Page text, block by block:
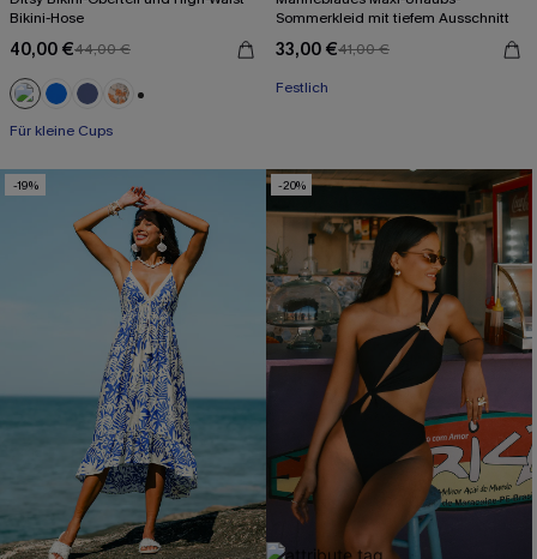
Bikini-Hose
40,00 €44,00 €
Für kleine Cups
Sommerkleid mit tiefem Ausschnitt
33,00 €41,00 €
Mit Gratis-Maßband
Festlich
-19% -20%